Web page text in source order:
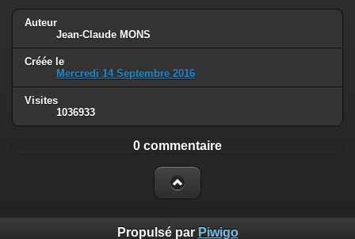
Auteur
Jean-Claude MONS
Créée le
Mercredi 14 Septembre 2016
Visites
1036933
0 commentaire
Propulsé par Piwigo